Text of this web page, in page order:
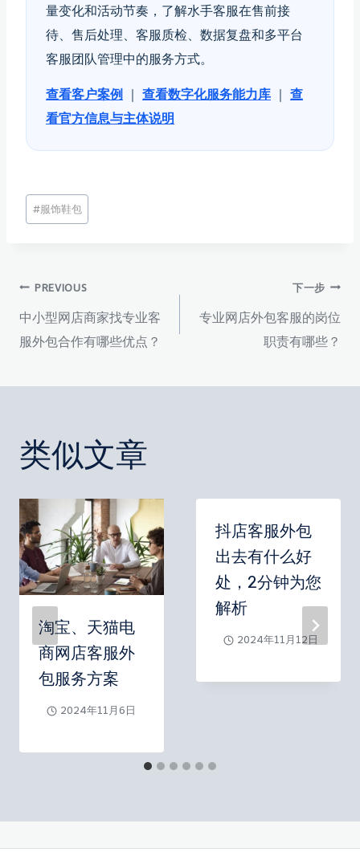
量变化和活动节奏，了解水手客服在售前接
待、售后处理、客服质检、数据复盘和多平台
客服团队管理中的服务方式。
查看客户案例 ｜ 查看数字化服务能力库 ｜ 查
看官方信息与主体说明
文
章
#服饰鞋包
文
章
导
航
PREVIOUS
中小型网店商家找专业客
服外包合作有哪些优点？
下一步
专业网店外包客服的岗位
职责有哪些？
类似文章
淘宝、天猫电
商网店客服外
包服务方案
2024年11月6日
抖店客服外包
出去有什么好
处，2分钟为您
解析
2024年11月12日